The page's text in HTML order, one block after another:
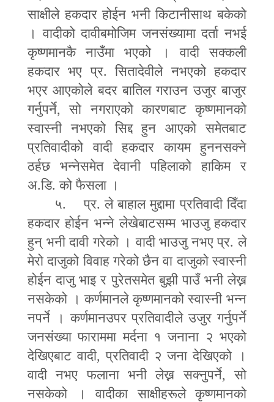
साक्षीले हकदार होईन भनी किटानीसाथ बकेको
। वादीको दावीबमोजिम जनसंख्यामा दर्ता नभई
कृष्णमानकै नाउँमा भएको । वादी सक्कली
हकदार भए प्र. सितादेवीले नभएको हकदार
भएर आएकोले बदर बातिल गराउन उजुर बाजुर
गर्नुपर्ने,सो नगराएको कारणबाट कृष्णमानको
स्वास्नी नभएको सिद्द हुन आएको समेतबाट
प्रतिवादीको वादी हकदार कायम हुननसक्ने
ठर्हछ भन्नेसमेत देवानी पहिलाको हाकिम र
अ.डि. को फैसला ।
५. प्र. ले बाहाल मुद्दामा प्रतिवादी दिँदा
हकदार होईन भन्ने लेखेबाटसम्म भाउजु हकदार
हुन् भनी दावी गरेको । वादी भाउजु नभए प्र. ले
मेरो दाजुको विवाह गरेको छैन वा दाजुको स्वास्नी
होईन दाजु भाइ र पुरेतसमेत बुझी पाउँ भनी लेख्न
नसकेको । कर्णमानले कृष्णमानको स्वास्नी भन्न
नपर्ने । कर्णमानउपर प्रतिवादीले उजुर गर्नुपर्ने
जनसंख्या फाराममा मर्दना १ जनाना २ भएको
देखिएबाट वादी,प्रतिवादी २ जना देखिएको ।
वादी नभए फलाना भनी लेख्न सक्नुपर्ने,सो
नसकेको । वादीका साक्षीहरूले कृष्णमानको